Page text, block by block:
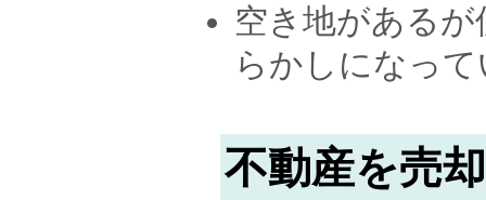
空き地がある
らかしになっ
不動産を売